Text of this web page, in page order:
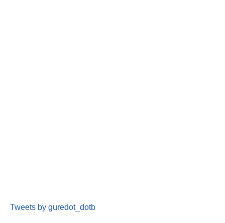
Tweets by guredot_dotb